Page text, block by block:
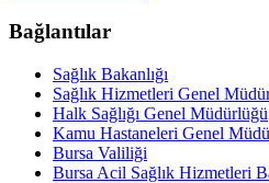
Bağlantılar
Sağlık Bakanlığı
Sağlık Hizmetleri Genel
Halk Sağlığı Genel Müdürlüğü
Kamu Hastaneleri Genel
Bursa Valiliği
Bursa Acil Sağlık Hizmetleri